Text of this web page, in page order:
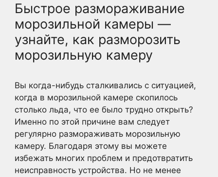
Быстрое размораживание
морозильной камеры —
узнайте, как разморозить
морозильную камеру
Вы когда-нибудь сталкивались с ситуацией,
когда в морозильной камере скопилось
столько льда, что ее было трудно открыть?
Именно по этой причине вам следует
регулярно размораживать морозильную
камеру. Благодаря этому вы можете
избежать многих проблем и предотвратить
неисправность устройства. Но не менее